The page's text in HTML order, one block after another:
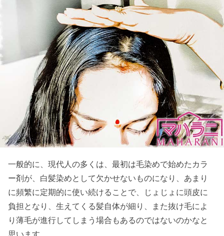
一般的に、現代人の多くは、最初は毛染めで始めたカラ
ー剤が、白髪染めとして欠かせないものになり、あまり
に頻繁に定期的に使い続けることで、じょじょに頭皮に
負担となり、生えてくる髪自体が細り、また抜け毛によ
り薄毛が進行してしまう場合もあるのではないのかなと
思います。